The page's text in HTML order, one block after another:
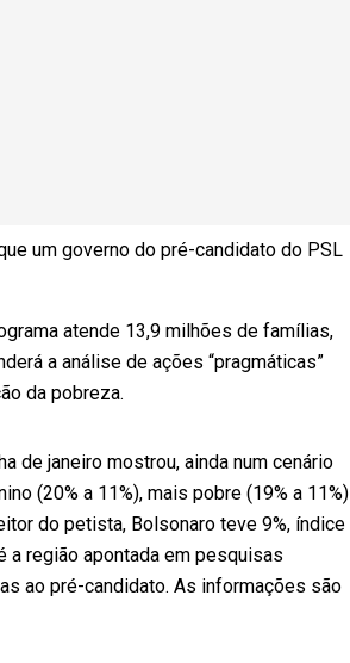
um governo do pré-candidato do PSL
atende 13,9 milhões de famílias,
a análise de ações “pragmáticas”
da pobreza.
de janeiro mostrou, ainda num cenário
(20% a 11%), mais pobre (19% a 11%)
do petista, Bolsonaro teve 9%, índice
a região apontada em pesquisas
ao pré-candidato. As informações são